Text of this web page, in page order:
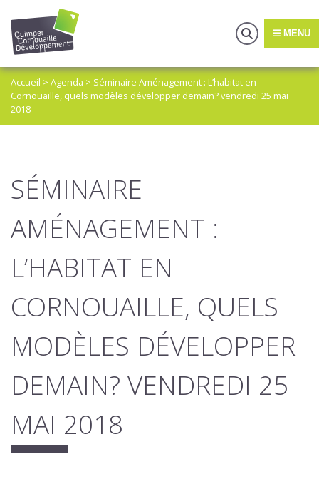
MENU
Accueil > Agenda > Séminaire Aménagement : L’habitat en
Cornouaille, quels modèles développer demain? vendredi 25 mai
2018
SÉMINAIRE
AMÉNAGEMENT :
L’HABITAT EN
CORNOUAILLE, QUELS
MODÈLES DÉVELOPPER
DEMAIN? VENDREDI 25
MAI 2018